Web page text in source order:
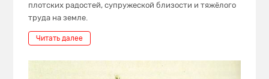
плотских радостей, супружеской близости и тяжёлого
труда на земле.
Читать далее